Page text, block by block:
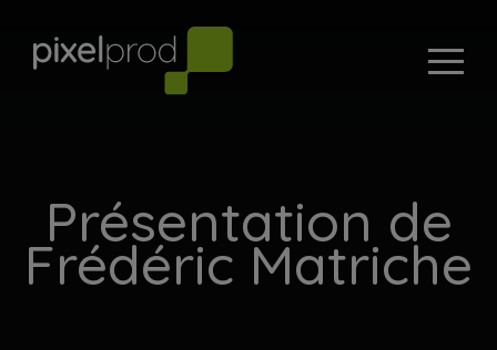
Présentation de
Frédéric Matriche